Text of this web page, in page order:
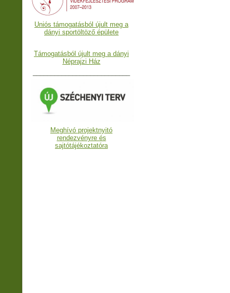
Uniós támogatásból újult meg a
dányi sportöltöző épülete
Támogatásból újult meg a dányi
Néprajzi Ház
Meghívó projektnyitó
rendezvényre és
sajtótájékoztatóra